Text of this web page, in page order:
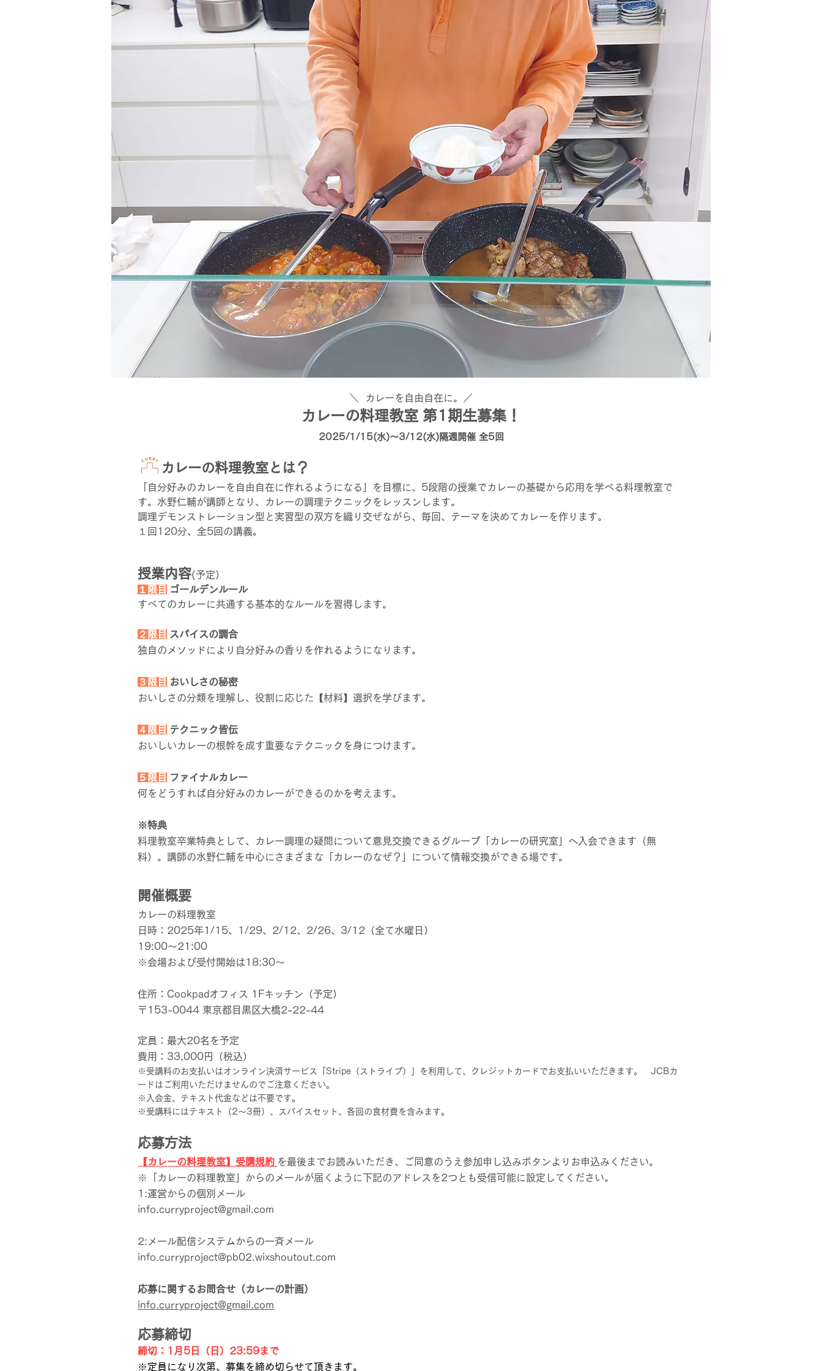
＼ カレーを自由自在に。／
カレーの料理教室 第1期生募集！
2025/1/15(水)～3/12(水)隔週開催 全5回
カレーの料理教室とは？
「自分好みのカレーを自由自在に作れるようになる」を目標に、5段階の授業でカレーの基礎から応用を学べる料理教室で
す。水野仁輔が講師となり、カレーの調理テクニックをレッスンします。
調理デモンストレーション型と実習型の双方を織り交ぜながら、毎回、テーマを決めてカレーを作ります。
１回120分、全5回の講義。
授業内容(予定）
１限目
ゴールデンルール
すべてのカレーに共通する基本的なルールを習得します。
２限目
スパイスの調合
独自のメソッドにより自分好みの香りを作れるようになります。
３限目
おいしさの秘密
おいしさの分類を理解し、役割に応じた【材料】選択を学びます。
４限目 テクニック皆伝
おいしいカレーの根幹を成す重要なテクニックを身につけます。
５限目
ファイナルカレー
何をどうすれば自分好みのカレーができるのかを考えます。
※特典
料理教室卒業特典として、カレー調理の疑問について意見交換できるグループ「カレーの研究室」へ入会できます（無
料）。講師の水野仁輔を中心にさまざまな「カレーのなぜ？」について情報交換ができる場です。
開催概要
カレーの料理教室
日時：2025年1/15、1/29、2/12、2/26、3/12（全て水曜日）
19:00～21:00
※会場および受付開始は18:30～
住所：Cookpadオフィス 1Fキッチン（予定）
〒153-0044 東京都目黒区大橋2-22-44
定員： 最大20名を予定
費用： 33,000円（税込）
※受講料のお支払いはオンライン決済サービス「Stripe（ストライプ）」を利用して、クレジットカードでお支払いいただきます。 JCBカ
ードはご利用いただけませんのでご注意ください。
※入会金、テキスト代金などは不要です。
※受講料にはテキスト（2～3冊）、スパイスセット、各回の食材費を含みます。
応募方法
【カレーの料理教室】受講規約 を最後までお読みいただき、ご同意のうえ参加申し込みボタンよりお申込みください。​
※「カレーの料理教室」からのメールが届くように下記のアドレスを2つとも受信可能に設定してください。
1:運営からの個別メール
info.curryproject@gmail.com
2:メール配信システムからの一斉メール
info.curryproject@pb02.wixshoutout.com
応募に関するお問合せ（カレーの計画）
info.curryproject@gmail.com
応募締切
締切：1月5日（日）23:59まで
※定員になり次第、募集を締め切らせて頂きます。